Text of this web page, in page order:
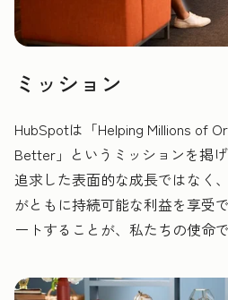
ミッション
HubSpotは「Helping Millions of
Better」というミッションを掲
追求した表面的な成長ではなく
がともに持続可能な利益を享受
ートすることが、私たちの使命で